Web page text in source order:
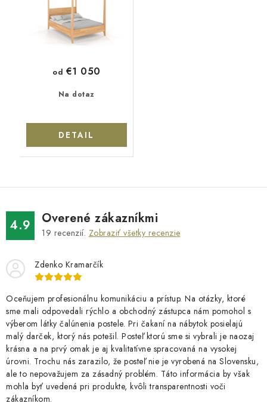
Na dotaz
od €1 050
DETAIL
4.9 Overené zákazníkmi
19 recenzií. Zobraziť všetky recenzie
Zdenko Kramarčík
Oceňujem profesionálnu komunikáciu a prístup. Na otázky, ktoré
sme mali odpovedali rýchlo a obchodný zástupca nám pomohol s
výberom látky čalúnenia postele. Pri čakaní na nábytok posielajú
malý darček, ktorý nás potešil. Posteľ ktorú sme si vybrali je naozaj
krásna a na prvý omak je aj kvalitatívne spracovaná na vysokej
úrovni. Trochu nás zarazilo, že posteľ nie je vyrobená na Slovensku,
ale to nepovažujem za zásadný problém. Táto informácia by však
mohla byť uvedená pri produkte, kvôli transparentnosti voči
zákazníkom.